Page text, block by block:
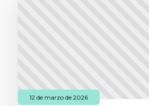
12 de marzo de 2026